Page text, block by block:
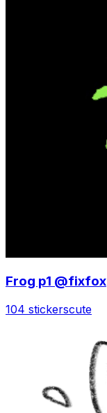
Frog p1 @fixfox
104 stickerscute